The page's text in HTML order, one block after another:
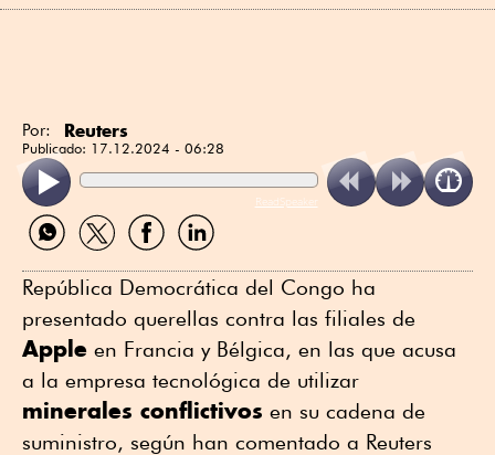
Por: Reuters
Publicado: 17.12.2024 - 06:28
ReadSpeaker
Compartir
por
Compartir
por
Compartir
por
Compartir
por
República Democrática del Congo ha
presentado querellas contra las filiales de
Apple en Francia y Bélgica, en las que acusa
a la empresa tecnológica de utilizar
minerales conflictivos en su cadena de
suministro, según han comentado a Reuters